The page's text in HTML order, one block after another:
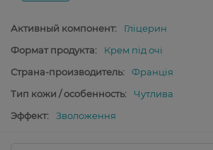
Активный компонент:
Гліцерин
Формат продукта:
Крем під очі
Страна-производитель:
Франція
Тип кожи / особенность:
Чутлива
Эффект:
Зволоження